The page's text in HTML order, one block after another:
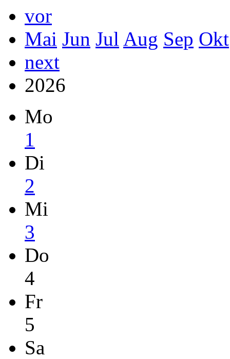
vor
Mai Jun Jul Aug Sep Okt
next
2026
Mo
1
Di
2
Mi
3
Do
4
Fr
5
Sa